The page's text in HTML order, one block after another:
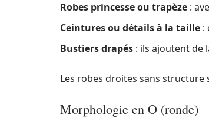
Robes princesse ou trapèze :
Ceintures ou détails à la taille :
Bustiers drapés : ils ajoutent de
Les robes droites sans structure
Morphologie en O (ronde)